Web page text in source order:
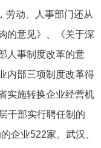
劳动、人事部门还从
的意见》、《关于深
人事制度改革的意
内部三项制度改革得
实施转换企业经营机
干部实行聘任制的
企业522家。武汉、